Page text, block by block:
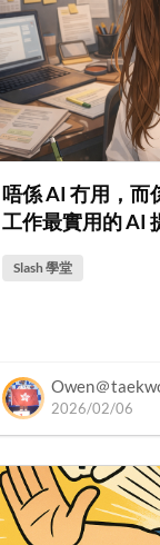
唔係 AI 冇用，而
工作最實用的 AI
Slash 學堂
Owen＠
2026/02/06